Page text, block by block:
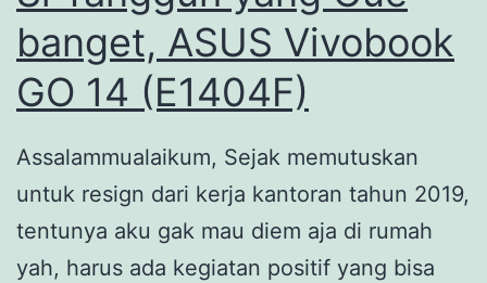
banget, ASUS Vivobook
GO 14 (E1404F)
Assalammualaikum, Sejak memutuskan
untuk resign dari kerja kantoran tahun 2019,
tentunya aku gak mau diem aja di rumah
yah, harus ada kegiatan positif yang bisa